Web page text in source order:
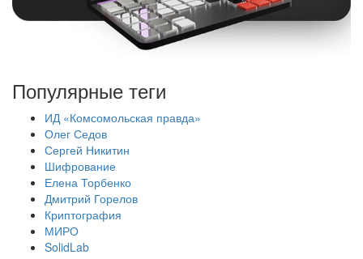
Популярные теги
ИД «Комсомольская правда»
Олег Седов
Сергей Никитин
Шифрование
Елена Торбенко
Дмитрий Горелов
Криптография
МИРО
SolidLab